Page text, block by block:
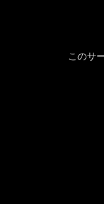
このサ